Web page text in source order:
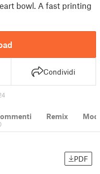
bowl. A fast printing
Condividi
Remix
PDF